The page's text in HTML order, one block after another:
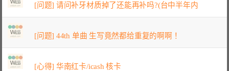
[问题] 请问补牙材质掉了还能再补吗?(台中半年内
[问题] 44th 单曲 生写竟然都给重复的啊啊！
[心得] 华南红卡/icash 核卡